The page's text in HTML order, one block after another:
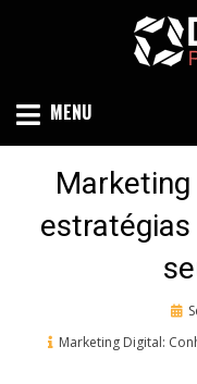
MENU
Marketing Digital: